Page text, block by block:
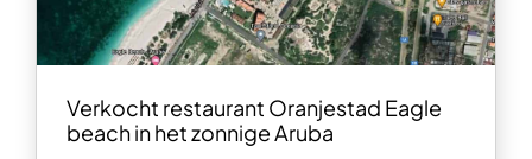
Verkocht restaurant Oranjestad Eagle
beach in het zonnige Aruba